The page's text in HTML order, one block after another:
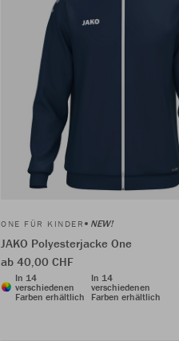
ONE FÜR KINDER NEW!
JAKO Polyesterjacke One
ab 40,00 CHF
In 14
verschiedenen
Farben erhältlich
In 14
verschiedenen
Farben erhältlich